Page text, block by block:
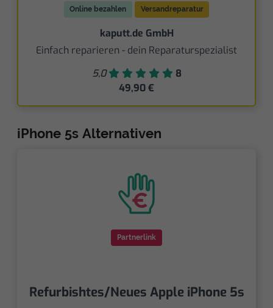
Online bezahlen Versandreparatur
kaputt.de GmbH
Einfach reparieren - dein Reparaturspezialist
5,0
8
49,90 €
iPhone 5s Alternativen
Partnerlink
Refurbishtes/Neues Apple iPhone 5s